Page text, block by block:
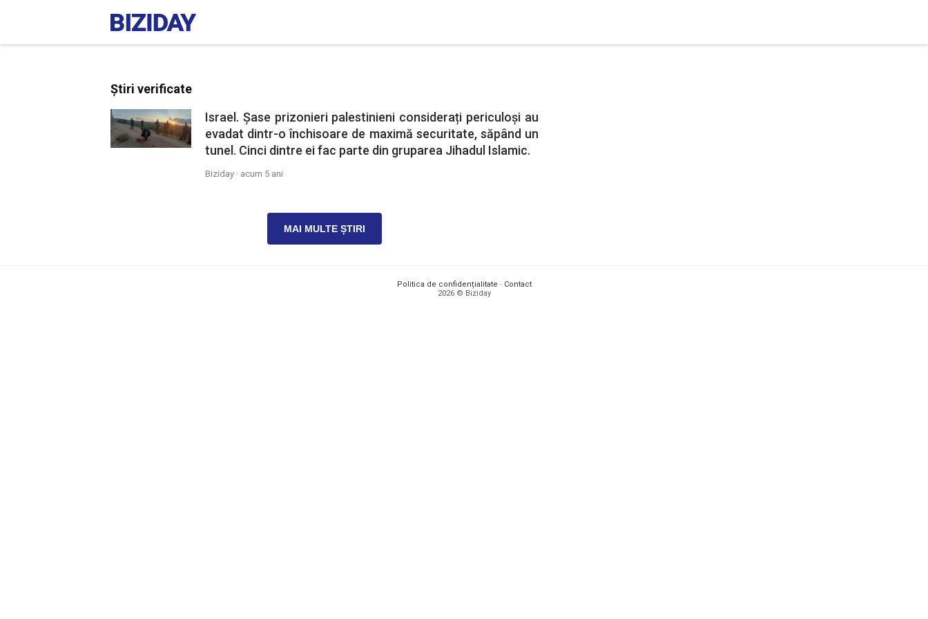
Știri verificate
Israel. Șase prizonieri palestinieni considerați periculoși au
evadat dintr-o închisoare de maximă securitate, săpând un
tunel. Cinci dintre ei fac parte din gruparea Jihadul Islamic.
Biziday · acum 5 ani
MAI MULTE ȘTIRI
Politica de confidențialitate · Contact
2026 © Biziday